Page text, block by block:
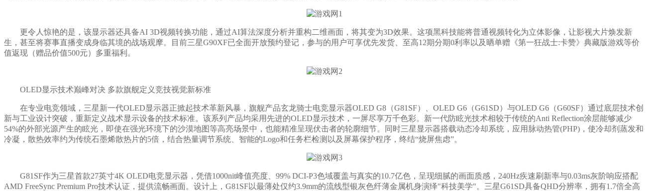
更令人惊艳的是，该显示器还具备AI 3D视频转换功能，通过AI算法深度分析并重构二维画面，将其变为3D效果。这项黑科技能将普通视频转化为立体影像，让影视大片焕发新
生，甚至将赛事直播变成身临其境的战场观摩。目前三星G90XF已全面开放预约登记，参与的用户可享优先发货、至高12期分期0利率以及晒单赠《第一狂战士:卡赞》典藏版游戏等价
值返现（赠品价值500元）多重福利。
OLED显示技术巅峰对决 多款旗舰定义竞技视觉新标准
在专业电竞领域，三星新一代OLED显示器正掀起技术革新风暴，旗舰产品玄龙骑士电竞显示器OLED G8（G81SF）、OLED G6（G61SD）与OLED G6（G60SF）通过底层技术创
新与工业设计突破，重新定义战术显示设备的技术标准。该系列产品均采用先进的OLED显示技术，一屏尽享万千色彩。新一代防眩光技术相较于传统的Anti Reflection涂层能够减少
54%的外部光源产生的眩光，即使在强光环境下的沙漠地图等高亮场景中，也能精准呈现伏击者的轮廓细节。‌同时三星显示器搭载动态冷却系统，应用脉动热管(PHP)，使冷却剂蒸发和
冷凝，散热效率约为传统石墨烯散热片的5倍，结合热量调节系统、智能的Logo和任务栏检测以及屏幕保护程序，终结“烧屏焦虑”。
G81SF作为三星首款27英寸4K OLED电竞显示器，凭借1000nit峰值亮度、99% DCI-P3色域覆盖与真实的10.7亿色，呈现细腻的画面质感，240Hz疾速刷新率与0.03ms灰阶响应搭配
AMD FreeSync Premium Pro技术认证，提供流畅画面。设计上，G81SF以最薄处仅约3.9mm的流线型银灰色纤薄金属机身演绎"科技美学"。三星G61SD具备QHD分辨率，拥有1.7倍全高